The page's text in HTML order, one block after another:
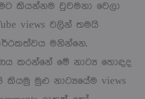
කියන්නම වුවමනා වෙලා
views වලින් තමයි
මනින්නෙ.
කරන්නේ මේ නාට්‍ය හොඳද
කියමු මුළු නාට්‍යයේම views